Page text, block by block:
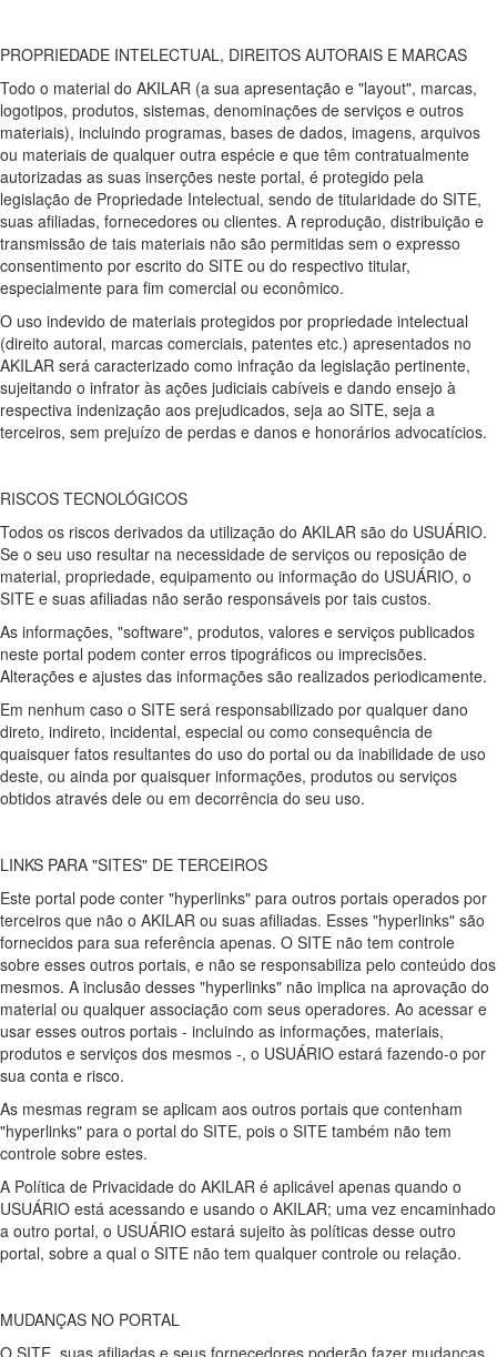
PROPRIEDADE INTELECTUAL, DIREITOS AUTORAIS E MARCAS
Todo o material do AKILAR (a sua apresentação e "layout", marcas,
logotipos, produtos, sistemas, denominações de serviços e outros
materiais), incluindo programas, bases de dados, imagens, arquivos
ou materiais de qualquer outra espécie e que têm contratualmente
autorizadas as suas inserções neste portal, é protegido pela
legislação de Propriedade Intelectual, sendo de titularidade do SITE,
suas afiliadas, fornecedores ou clientes. A reprodução, distribuição e
transmissão de tais materiais não são permitidas sem o expresso
consentimento por escrito do SITE ou do respectivo titular,
especialmente para fim comercial ou econômico.
O uso indevido de materiais protegidos por propriedade intelectual
(direito autoral, marcas comerciais, patentes etc.) apresentados no
AKILAR será caracterizado como infração da legislação pertinente,
sujeitando o infrator às ações judiciais cabíveis e dando ensejo à
respectiva indenização aos prejudicados, seja ao SITE, seja a
terceiros, sem prejuízo de perdas e danos e honorários advocatícios.
RISCOS TECNOLÓGICOS
Todos os riscos derivados da utilização do AKILAR são do USUÁRIO.
Se o seu uso resultar na necessidade de serviços ou reposição de
material, propriedade, equipamento ou informação do USUÁRIO, o
SITE e suas afiliadas não serão responsáveis por tais custos.
As informações, "software", produtos, valores e serviços publicados
neste portal podem conter erros tipográficos ou imprecisões.
Alterações e ajustes das informações são realizados periodicamente.
Em nenhum caso o SITE será responsabilizado por qualquer dano
direto, indireto, incidental, especial ou como consequência de
quaisquer fatos resultantes do uso do portal ou da inabilidade de uso
deste, ou ainda por quaisquer informações, produtos ou serviços
obtidos através dele ou em decorrência do seu uso.
LINKS PARA "SITES" DE TERCEIROS
Este portal pode conter "hyperlinks" para outros portais operados por
terceiros que não o AKILAR ou suas afiliadas. Esses "hyperlinks" são
fornecidos para sua referência apenas. O SITE não tem controle
sobre esses outros portais, e não se responsabiliza pelo conteúdo dos
mesmos. A inclusão desses "hyperlinks" não implica na aprovação do
material ou qualquer associação com seus operadores. Ao acessar e
usar esses outros portais - incluindo as informações, materiais,
produtos e serviços dos mesmos -, o USUÁRIO estará fazendo-o por
sua conta e risco.
As mesmas regram se aplicam aos outros portais que contenham
"hyperlinks" para o portal do SITE, pois o SITE também não tem
controle sobre estes.
A Política de Privacidade do AKILAR é aplicável apenas quando o
USUÁRIO está acessando e usando o AKILAR; uma vez encaminhado
a outro portal, o USUÁRIO estará sujeito às políticas desse outro
portal, sobre a qual o SITE não tem qualquer controle ou relação.
MUDANÇAS NO PORTAL
O SITE, suas afiliadas e seus fornecedores poderão fazer mudanças